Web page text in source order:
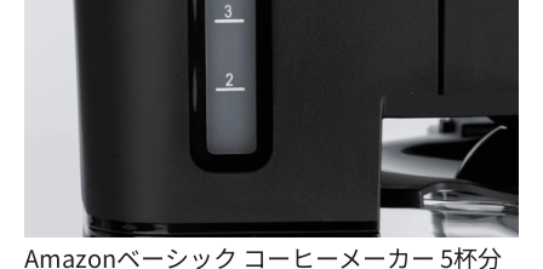
Amazonベーシック コーヒーメーカー 5杯分